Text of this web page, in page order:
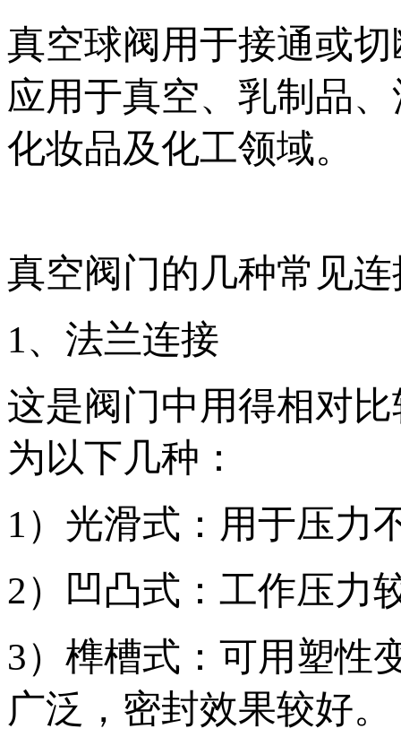
真空球阀用于接通或
应用于真空、乳制品
化妆品及化工领域。
真空阀门的几种常见
1、法兰连接
这是阀门中用得相对
为以下几种：
1）光滑式：用于压力
2）凹凸式：工作压力
3）榫槽式：可用塑性
广泛，密封效果较好。